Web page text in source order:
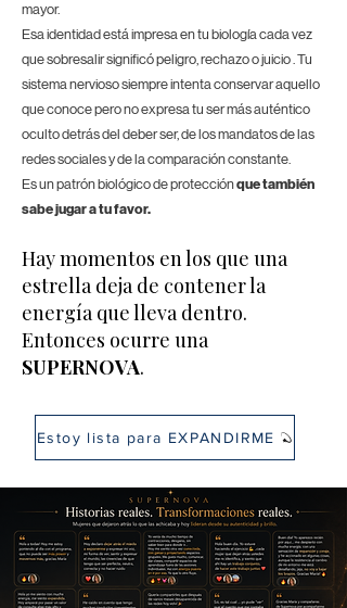
mayor.
Esa identidad está impresa en tu biología cada vez
que sobresalir significó peligro, rechazo o juicio.Tu
sistema nervioso siempre intenta conservar aquello
que conoce pero no expresa tu ser más auténtico
oculto detrás del deber ser, de los mandatos de las
redes sociales y de la comparación constante.
Es un patrón biológico de protecciónque también
sabe jugar a tu favor.
Hay momentos en los que una
estrella deja de contener la
energía que lleva dentro.
Entonces ocurre una
SUPERNOVA.
Estoy lista para EXPANDIRME